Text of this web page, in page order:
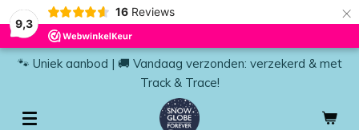
9,3
16 Reviews ×
🐾 Uniek aanbod | 🚚 Vandaag verzonden: verzekerd & met
Track & Trace!